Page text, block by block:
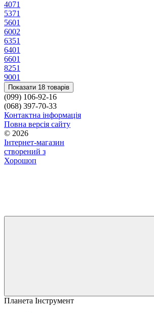
4071
5371
5601
6002
6351
6401
6601
8251
9001
Показати 18 товарів
(099) 106-92-16
(068) 397-70-33
Контактна інформація
Повна версія сайту
© 2026
Інтернет-магазин
створений з
Хорошоп
Планета Інструмент